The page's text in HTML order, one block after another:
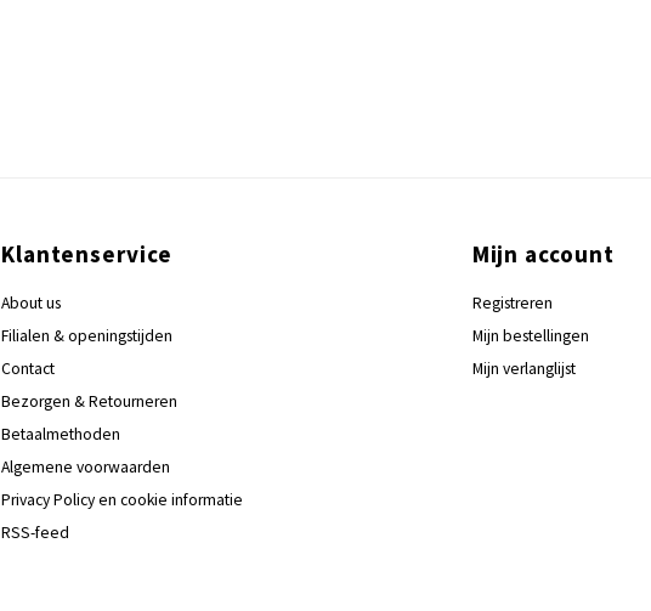
Klantenservice
About us
Filialen & openingstijden
Contact
Bezorgen & Retourneren
Betaalmethoden
Algemene voorwaarden
Privacy Policy en cookie informatie
RSS-feed
Mijn account
Registreren
Mijn bestellingen
Mijn verlanglijst